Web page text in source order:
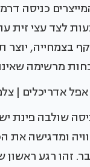
כניסה
לצד עצי זית
בצמחייה, יוצר
מרשימה
אפל אדריכלים |
שולבה פינת
ומדגישה את
זהו רגע